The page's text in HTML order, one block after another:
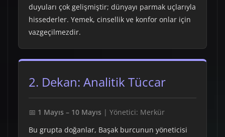
duyuları çok gelişmiştir; dünyayı parmak uçlarıyla
hissederler. Yemek, cinsellik ve konfor onlar için
vazgeçilmezdir.
2. Dekan: Analitik Tüccar
📅 1 Mayıs – 10 Mayıs | Yönetici: Merkür
Bu grupta doğanlar, Başak burcunun yöneticisi